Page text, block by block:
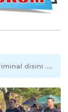
disini .....